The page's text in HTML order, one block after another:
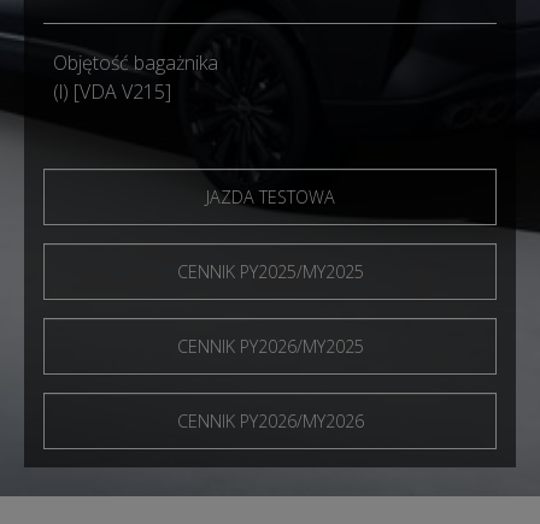
Objętość bagażnika
(l) [VDA V215]
JAZDA TESTOWA
CENNIK PY2025/MY2025
CENNIK PY2026/MY2025
CENNIK PY2026/MY2026